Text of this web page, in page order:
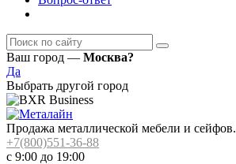
Ваш город — Москва?
Да
Выбрать другой город
Продажа металлической мебели и сейфов.
+7(800)551-36-88
с 9:00 до 19:00